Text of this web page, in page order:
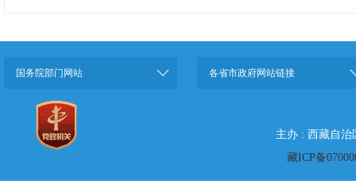
国务院部门网站 各省市政府网站链接
主办 : 西藏自治
藏ICP备